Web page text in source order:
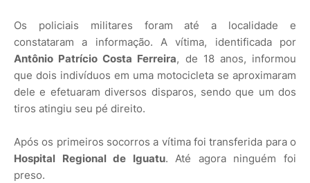
Os policiais militares foram até a localidade e
constataram a informação. A vítima, identificada por
Antônio Patrício Costa Ferreira, de 18 anos, informou
que dois indivíduos em uma motocicleta se aproximaram
dele e efetuaram diversos disparos, sendo que um dos
tiros atingiu seu pé direito.
Após os primeiros socorros a vítima foi transferida para o
Hospital Regional de Iguatu. Até agora ninguém foi
preso.